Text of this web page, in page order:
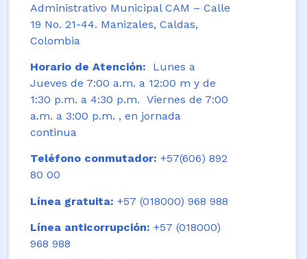
Administrativo Municipal CAM – Calle
19 No. 21-44. Manizales, Caldas,
Colombia
Horario de Atención:
Lunes a
Jueves de 7:00 a.m. a 12:00 m y de
1:30 p.m. a 4:30 p.m. Viernes de 7:00
a.m. a 3:00 p.m. , en jornada
continua
Teléfono conmutador: +57(606) 892
80 00
Línea gratuita: +57 (018000) 968 988
Línea anticorrupción: +57 (018000)
968 988